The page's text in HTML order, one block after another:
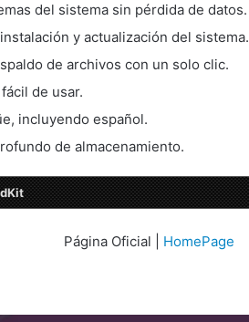
del sistema sin pérdida de datos.
y actualización del sistema.
de archivos con un solo clic.
de usar.
incluyendo español.
de almacenamiento.
Página Oficial | HomePage